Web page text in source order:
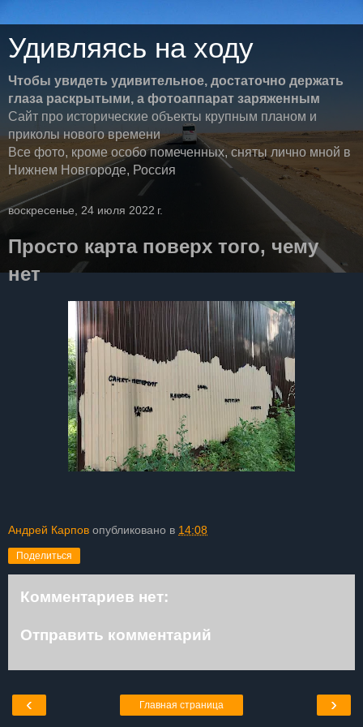
Удивляясь на ходу
Чтобы увидеть удивительное, достаточно держать
глаза раскрытыми, а фотоаппарат заряженным
Сайт про исторические объекты крупным планом и
приколы нового времени
Все фото, кроме особо помеченных, сняты лично мной в
Нижнем Новгороде, Россия
воскресенье, 24 июля 2022 г.
Просто карта поверх того, чему
нет
Андрей Карпов опубликовано в 14:08
Поделиться
Комментариев нет:
Отправить комментарий
‹ ›
Главная страница